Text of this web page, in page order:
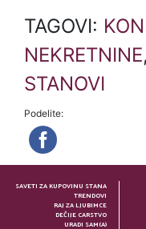
TAGOVI:
NEKRETNINE,
STANOVI
Podelite:
SAVETI ZA KUPOVINU STANA
TRENDOVI
RAJ ZA LJUBIMCE
DEČIJE CARSTVO
URADI SAM(A)